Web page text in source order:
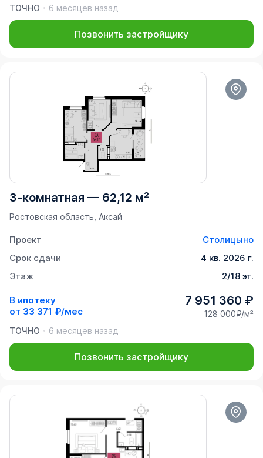
ТОЧНО
6 месяцев назад
Позвонить застройщику
3-комнатная — 62,12 м²
Ростовская область, Аксай
Проект
Столицыно
Срок сдачи
4 кв. 2026 г.
Этаж
2/18 эт.
В ипотеку
от 33 371 ₽/мес
7 951 360 ₽
128 000₽/м²
ТОЧНО
6 месяцев назад
Позвонить застройщику